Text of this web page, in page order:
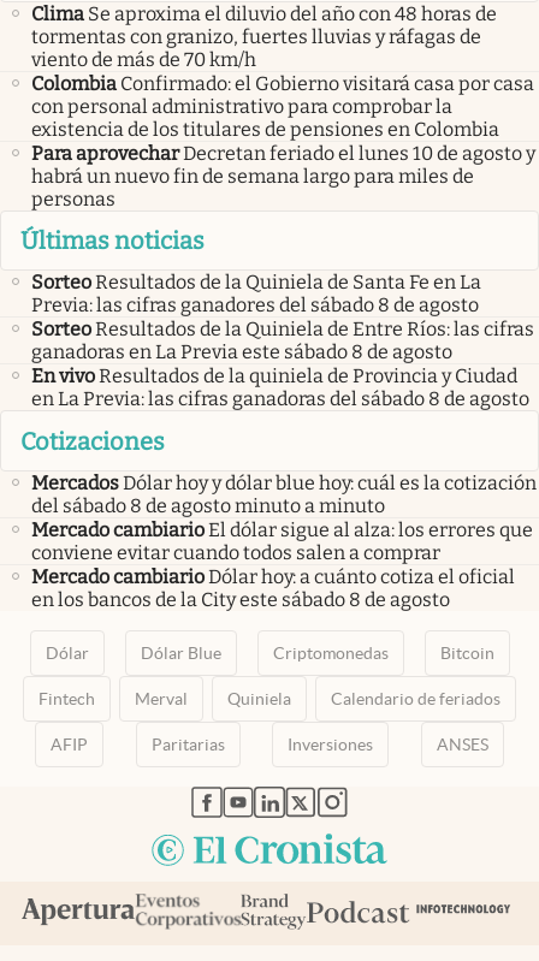
Clima Se aproxima el diluvio del año con 48 horas de
tormentas con granizo, fuertes lluvias y ráfagas de
viento de más de 70 km/h
Colombia Confirmado: el Gobierno visitará casa por casa
con personal administrativo para comprobar la
existencia de los titulares de pensiones en Colombia
Para aprovecharDecretan feriado el lunes 10 de agosto y
habrá un nuevo fin de semana largo para miles de
personas
Últimas noticias
SorteoResultados de la Quiniela de Santa Fe en La
Previa: las cifras ganadores del sábado 8 de agosto
SorteoResultados de la Quiniela de Entre Ríos: las cifras
ganadoras en La Previa este sábado 8 de agosto
En vivoResultados de la quiniela de Provincia y Ciudad
en La Previa: las cifras ganadoras del sábado 8 de agosto
Cotizaciones
MercadosDólar hoy y dólar blue hoy: cuál es la cotización
del sábado 8 de agosto minuto a minuto
Mercado cambiarioEl dólar sigue al alza: los errores que
conviene evitar cuando todos salen a comprar
Mercado cambiarioDólar hoy: a cuánto cotiza el oficial
en los bancos de la City este sábado 8 de agosto
Dólar Dólar Blue Criptomonedas Bitcoin
Fintech Merval Quiniela Calendario de feriados
AFIP Paritarias Inversiones ANSES
abre en nueva pestaña
abre en nueva pestaña
abre en nueva pestaña
abre en nueva pestaña
abre en nueva pestaña